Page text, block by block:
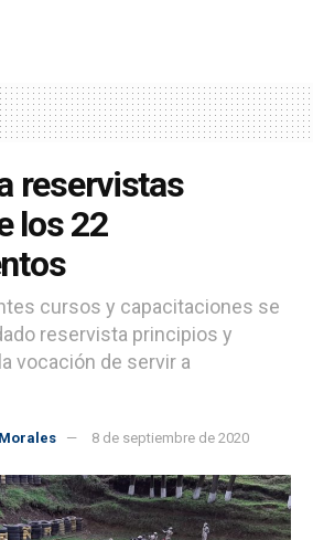
reservistas
los 22
cursos y capacitaciones se
reservista principios y
vocación de servir a
8 de septiembre de 2020